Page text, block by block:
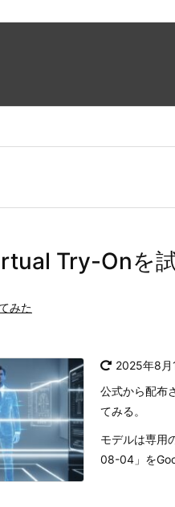
Try-Onを
みた
2025年8月
公式から配布
てみる。
モデルは専用
08-04」を